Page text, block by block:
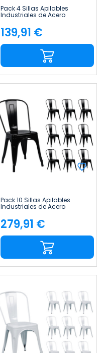
Pack 4 Sillas Apilables
Industriales de Acero
Precio
139,91 €
Pack 10 Sillas Apilables
Industriales de Acero
Precio
279,91 €